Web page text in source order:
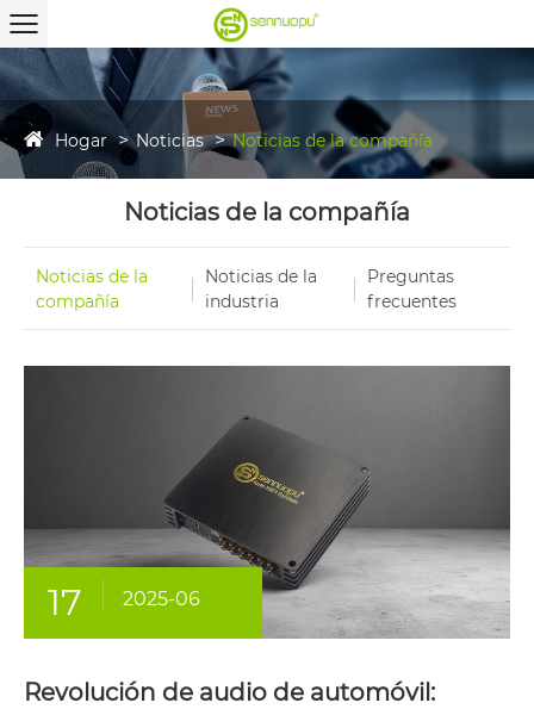
Hogar Noticias Noticias de la compañía
Noticias de la compañía
Noticias de la
compañía
Noticias de la
industria
Preguntas
frecuentes
17 2025-06
Revolución de audio de automóvil: